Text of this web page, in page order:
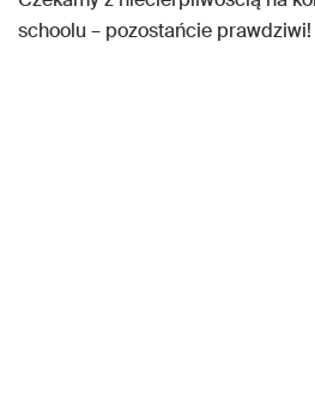
schoolu – pozostańcie prawdziwi!